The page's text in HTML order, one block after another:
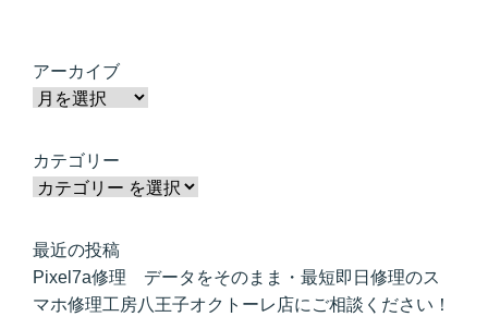
アーカイブ
カテゴリー
最近の投稿
Pixel7a修理 データをそのまま・最短即日修理のス
マホ修理工房八王子オクトーレ店にご相談ください！